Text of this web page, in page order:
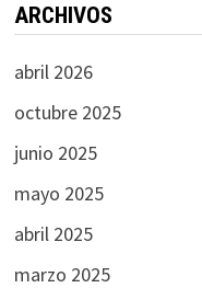
ARCHIVOS
abril 2026
octubre 2025
junio 2025
mayo 2025
abril 2025
marzo 2025